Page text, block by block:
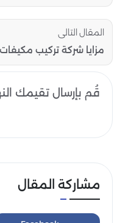
المقال التالى
مزايا شركة تركيب
قُم بإرسال تقيمك
مشاركة المقال